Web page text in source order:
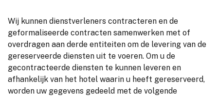
Wij kunnen dienstverleners contracteren en de
geformaliseerde contracten samenwerken met of
overdragen aan derde entiteiten om de levering van de
gereserveerde diensten uit te voeren. Om u de
gecontracteerde diensten te kunnen leveren en
afhankelijk van het hotel waarin u heeft gereserveerd,
worden uw gegevens gedeeld met de volgende